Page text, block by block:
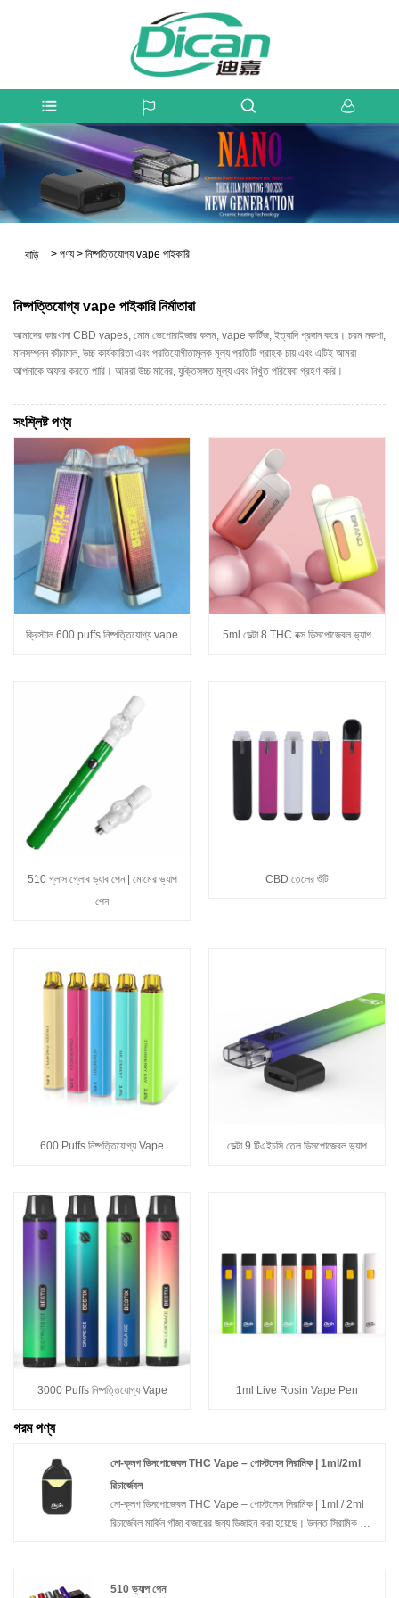
বাড়ি > পণ্য > নিষ্পত্তিযোগ্য vape পাইকারি
নিষ্পত্তিযোগ্য vape পাইকারি নির্মাতারা
আমাদের কারখানা CBD vapes, মোম ভেপোরাইজার কলম, vape কার্টিজ, ইত্যাদি প্রদান করে। চরম নকশা,
মানসম্পন্ন কাঁচামাল, উচ্চ কার্যকারিতা এবং প্রতিযোগীতামূলক মূল্য প্রতিটি গ্রাহক চায় এবং এটিই আমরা
আপনাকে অফার করতে পারি। আমরা উচ্চ মানের, যুক্তিসঙ্গত মূল্য এবং নিখুঁত পরিষেবা গ্রহণ করি।
সংশ্লিষ্ট পণ্য
ক্রিস্টাল 600 puffs নিষ্পত্তিযোগ্য vape 5ml ডেল্টা 8 THC বক্স ডিসপোজেবল ভ্যাপ
510 গ্লাস গ্লোব ড্যাব পেন | মোমের ভ্যাপ
পেন
CBD তেলের শুঁটি
600 Puffs নিষ্পত্তিযোগ্য Vape ডেল্টা 9 টিএইচসি তেল ডিসপোজেবল ভ্যাপ
3000 Puffs নিষ্পত্তিযোগ্য Vape 1ml Live Rosin Vape Pen
গরম পণ্য
নো-ক্লগ ডিসপোজেবল THC Vape – পোস্টলেস সিরামিক | 1ml/2ml
রিচার্জেবল
নো-ক্লগ ডিসপোজেবল THC Vape – পোস্টলেস সিরামিক | 1ml / 2ml
রিচার্জেবল মার্কিন গাঁজা বাজারের জন্য ডিজাইন করা হয়েছে। উন্নত সিরামিক হিটিং
510 ভ্যাপ পেন